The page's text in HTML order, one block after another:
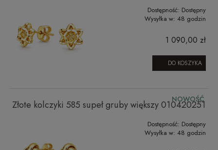
Dostępność: Dostępny
Wysyłka w: 48 godzin
1 090,00 zł
DO KOSZYKA
Złote kolczyki 585 supeł gruby większy 010420251
Dostępność: Dostępny
Wysyłka w: 48 godzin
NOWOŚĆ